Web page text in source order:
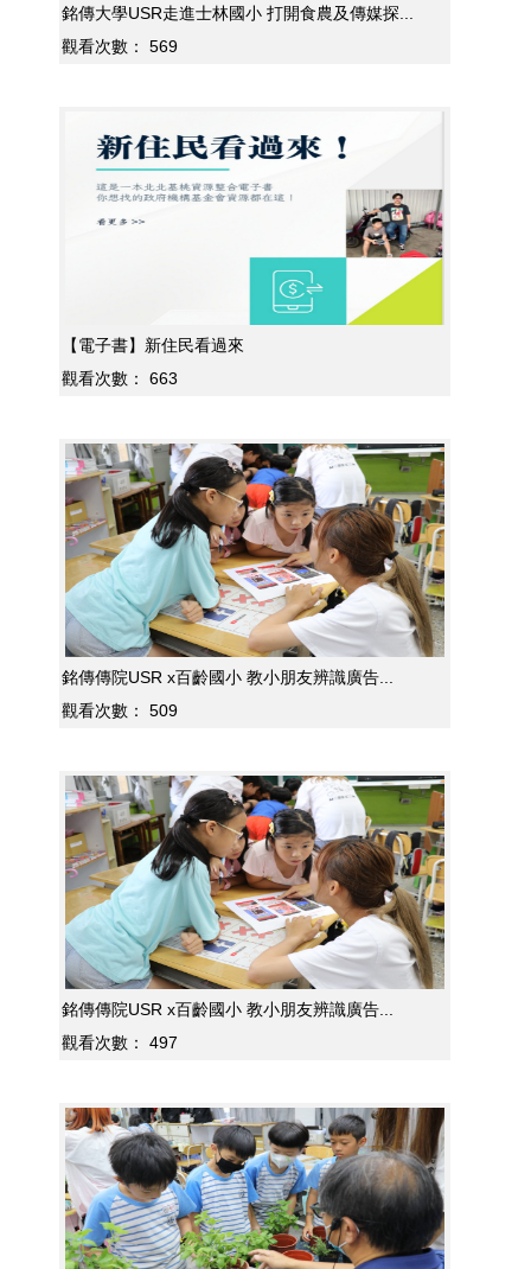
銘傳大學USR走進士林國小 打開食農及傳媒探...
觀看次數：
569
【電子書】新住民看過來
觀看次數：
663
銘傳傳院USR x百齡國小 教小朋友辨識廣告...
觀看次數：
509
銘傳傳院USR x百齡國小 教小朋友辨識廣告...
觀看次數：
497